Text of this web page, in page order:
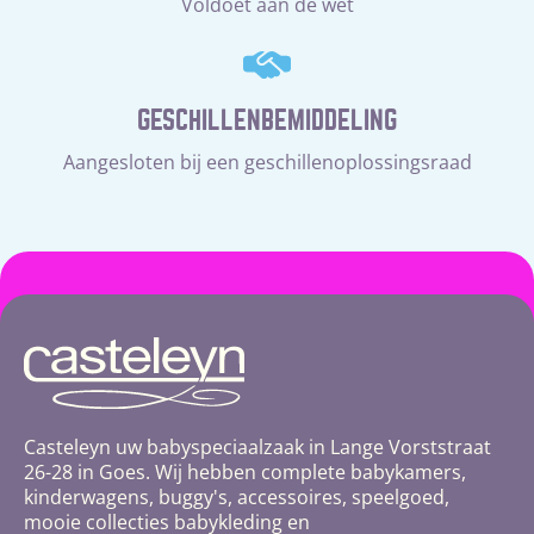
GESCHILLENBEMIDDELING
Aangesloten bij een geschillenoplossingsraad
Casteleyn uw babyspeciaalzaak in Lange Vorststraat
26-28 in Goes. Wij hebben complete babykamers,
kinderwagens, buggy's, accessoires, speelgoed,
mooie collecties babykleding en